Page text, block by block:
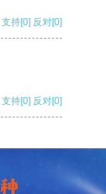
支持[0] 反对[0]
支持[0] 反对[0]
支持